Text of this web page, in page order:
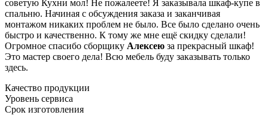
советую Кухни мол! Не пожалеете! Я заказывала шкаф-купе в
спальню. Начиная с обсуждения заказа и заканчивая
монтажом никаких проблем не было. Все было сделано очень
быстро и качественно. К тому же мне ещё скидку сделали!
Огромное спасибо сборщику Алексею за прекрасный шкаф!
Это мастер своего дела! Всю мебель буду заказывать только
здесь.
Качество продукции
Уровень сервиса
Срок изготовления